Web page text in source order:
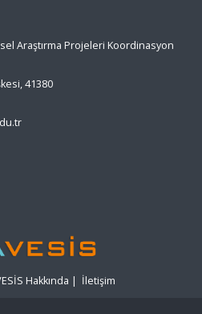
Araştırma Projeleri Koordinasyon
41380
Hakkında | İletişim